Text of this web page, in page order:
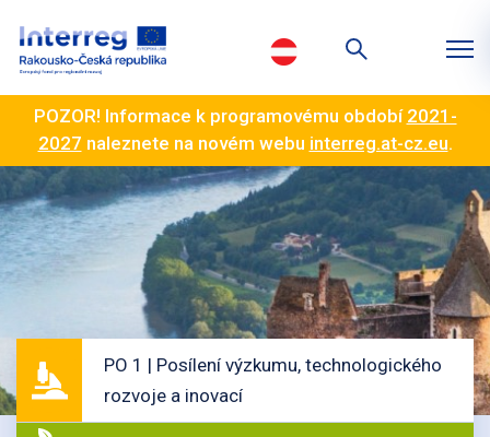
POZOR! Informace k programovému období 2021-
2027 naleznete na novém webu interreg.at-cz.eu.
PO 1 | Posílení výzkumu, technologického
rozvoje a inovací